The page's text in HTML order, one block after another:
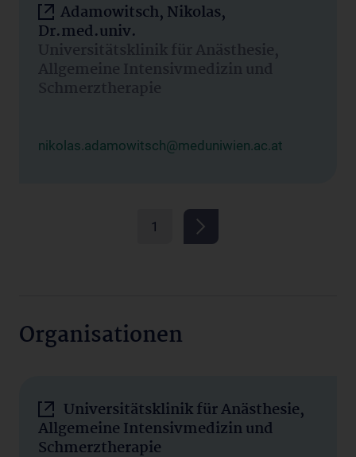
Adamowitsch, Nikolas,
Dr.med.univ.
Universitätsklinik für Anästhesie,
Allgemeine Intensivmedizin und
Schmerztherapie
nikolas.adamowitsch@meduniwien.ac.at
1
Organisationen
Universitätsklinik für Anästhesie,
Allgemeine Intensivmedizin und
Schmerztherapie